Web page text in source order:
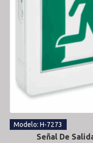
Modelo: H-7273
Señal De